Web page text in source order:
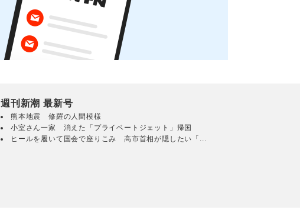
週刊新潮 最新号
熊本地震 修羅の人間模様
小室さん一家 消えた「プライベートジェット」帰国
ヒールを履いて国会で座りこみ 高市首相が隠したい「...